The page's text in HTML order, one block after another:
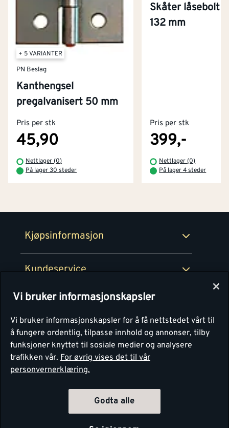
+ 5 VARIANTER
PN Beslag
Kanthengsel
pregalvanisert 50 mm
Pris per stk
45,90
Nettlager (0)
På lager 30 steder
Skåter låsebolt
132 mm
Pris per stk
399,-
Nettlager (0)
På lager 4 steder
Kjøpsinformasjon
Kjøpsbetingelser
Retur- og angrerettsskjema
Kundeservice
Kontakt oss
Tjenester
Montér Klubb
Montér
Om Montér
Byggevarehus og åpningstider
Prismatch
Personvern
Vi bruker informasjonskapsler
Vi bruker informasjonskapsler for å få nettstedet vårt til
å fungere ordentlig, tilpasse innhold og annonser, tilby
funksjoner knyttet til sosiale medier og analysere
trafikken vår. For øvrig vises det til vår
personvernerklæring.
Godta alle